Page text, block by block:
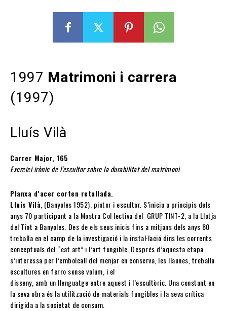
1997 Matrimoni i carrera
(1997)
Lluís Vilà
Carrer Major, 165
Exercici irònic de l’escultor sobre la durabilitat del matrimoni
Planxa d’acer corten retallada.
Lluís Vilà, (Banyoles 1952), pintor i escultor. S’inicia a principis dels
anys 70 participant a la Mostra Col·lectiva del GRUP TINT-2, a la Llotja
del Tint a Banyoles. Des de els seus inicis fins a mitjans dels anys 80
treballa en el camp de la investigació i la instal·lació dins les corrents
conceptuals del “eat art” i l’art fungible. Després d’aquesta etapa
s’interessa per l’embolcall del menjar en conserva, les llaunes, treballa
escultures en ferro sense volum, i el
disseny, amb un llenguatge entre aquest i l’escultòric. Una constant en
la seva obra és la utilització de materials fungibles i la seva crítica
dirigida a la societat de consum.